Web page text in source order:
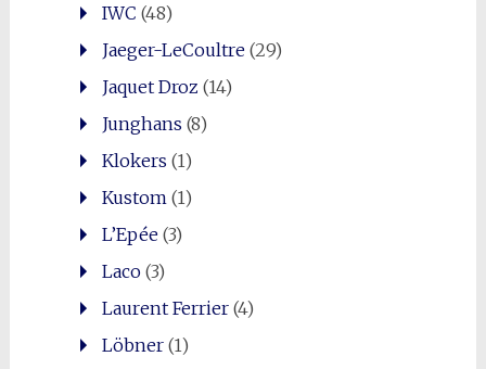
IWC (48)
Jaeger-LeCoultre(29)
Jaquet Droz (14)
Junghans (8)
Klokers (1)
Kustom (1)
L’Epée(3)
Laco(3)
Laurent Ferrier(4)
Löbner(1)